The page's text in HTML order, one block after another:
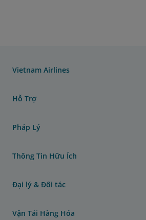
Vietnam Airlines
Hỗ Trợ
Pháp Lý
Thông Tin Hữu Ích
Đại lý & Đối tác
Vận Tải Hàng Hóa